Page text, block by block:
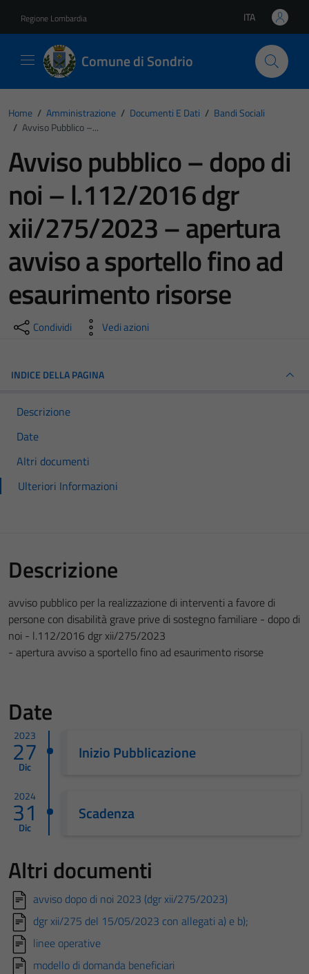
Regione Lombardia Lingua attiva:
ITA
Comune di Sondrio
Home / Amministrazione / Documenti E Dati / Bandi Sociali
/ Avviso Pubblico –...
Avviso pubblico – dopo di
noi – l.112/2016 dgr
xii/275/2023 – apertura
avviso a sportello fino ad
esaurimento risorse
Condividi Vedi azioni
INDICE DELLA PAGINA
Descrizione
Date
Altri documenti
Ulteriori Informazioni
Descrizione
avviso pubblico per la realizzazione di interventi a favore di
persone con disabilità grave prive di sostegno familiare - dopo di
noi - l.112/2016 dgr xii/275/2023
- apertura avviso a sportello fino ad esaurimento risorse
Date
2023
27
Dic
Inizio Pubblicazione
2024
31
Dic
Scadenza
Altri documenti
avviso dopo di noi 2023 (dgr xii/275/2023)
dgr xii/275 del 15/05/2023 con allegati a) e b);
linee operative
modello di domanda beneficiari